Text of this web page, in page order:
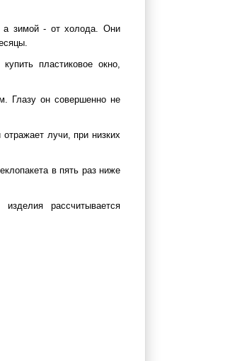
а зимой - от холода. Они
пластиковое окно,
Глазу он совершенно не
лучи, при низких
в пять раз ниже
рассчитывается